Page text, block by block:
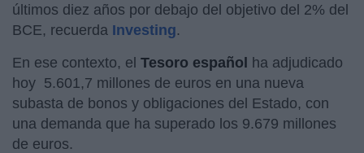
últimos diez años por debajo del objetivo del 2% del
BCE, recuerda Investing.
En ese contexto, el Tesoro español ha adjudicado
hoy 5.601,7 millones de euros en una nueva
subasta de bonos y obligaciones del Estado, con
una demanda que ha superado los 9.679 millones
de euros.